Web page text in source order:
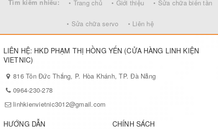
Tìm kiếm nhiều: • Trang chủ • Giới thiệu • Sửa chữa biến tần
• Sửa chữa servo • Liên hệ
LIÊN HỆ: HKD PHẠM THỊ HỒNG YẾN (CỬA HÀNG LINH KIỆN
VIETNIC)
816 Tôn Đức Thắng, P. Hòa Khánh, TP. Đà Nẵng
0964-230-278
linhkienvietnic3012@gmail.com
HƯỚNG DẪN
CHÍNH SÁCH